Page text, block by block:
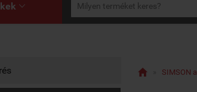

 SIMSON